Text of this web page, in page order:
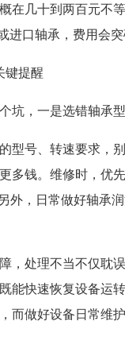
在几十到两百元不
进口轴承，费用会
键提醒
坑，一是选错轴承
型号、转速要求，
多钱。维修时，优
外，日常做好轴承
，处理不当不仅耽
能快速恢复设备运
而做好设备日常维